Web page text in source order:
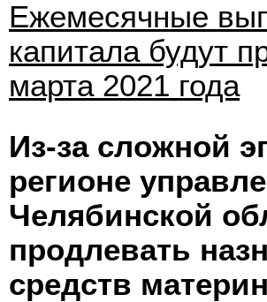
Ежемесячные
капитала будут
марта 2021 года
Из-за сложной
регионе
Челябинской
продлевать
средств